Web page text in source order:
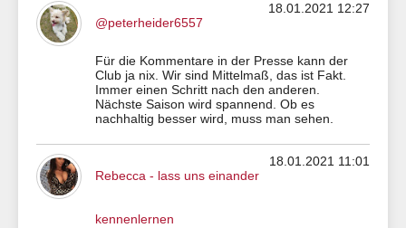
18.01.2021 12:27
@peterheider6557
Für die Kommentare in der Presse kann der
Club ja nix. Wir sind Mittelmaß, das ist Fakt.
Immer einen Schritt nach den anderen.
Nächste Saison wird spannend. Ob es
nachhaltig besser wird, muss man sehen.
18.01.2021 11:01
Rebecca - lass uns einander
kennenlernen